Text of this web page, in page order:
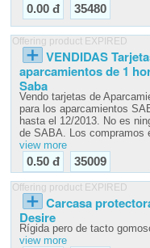
0.00 đ 35480
Offering product EXPIRED
VENDIDAS
aparcamientos de 1
Saba
Vendo tarjetas de
para los aparcamientos
hasta el 12/2013. No es
de SABA. Los compramos
view more
0.50 đ 35009
Offering product EXPIRED
Carcasa
Desire
Rígida pero de tacto
view more